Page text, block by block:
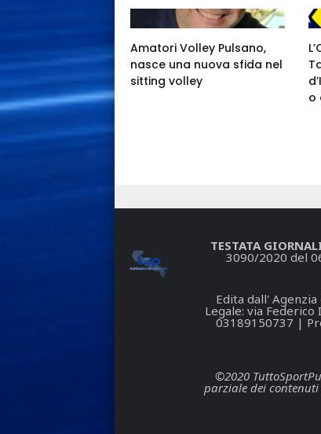
Amatori Volley Pulsano,
nasce una nuova sfida nel
sitting volley
o
TESTATA
3090/2020 del
Edita dall'
Legale: via Federico
03189150737 |
©2020
parziale dei